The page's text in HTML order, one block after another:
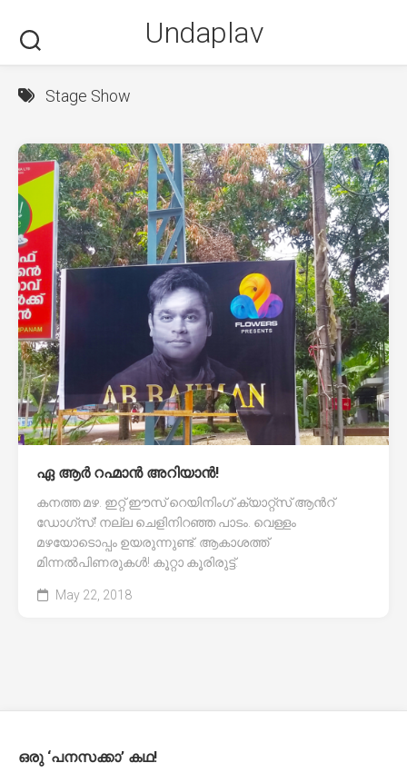
content
Undaplav
Stage Show
ഏ ആർ റഹ്മാൻ അറിയാൻ!
കനത്ത മഴ. ഇറ്റ് ഈസ് റെയിനിംഗ്‌ ക്യാറ്റ്സ് ആൻറ്
ഡോഗ്സ്! നല്ല ചെളിനിറഞ്ഞ പാടം. വെള്ളം
മഴയോടൊപ്പം ഉയരുന്നുണ്ട്. ആകാശത്ത്
മിന്നൽപിണരുകൾ! കൂറ്റാ കൂരിരുട്ട്.
May 22, 2018
ഒരു ‘പനസക്കാ’ കഥ!